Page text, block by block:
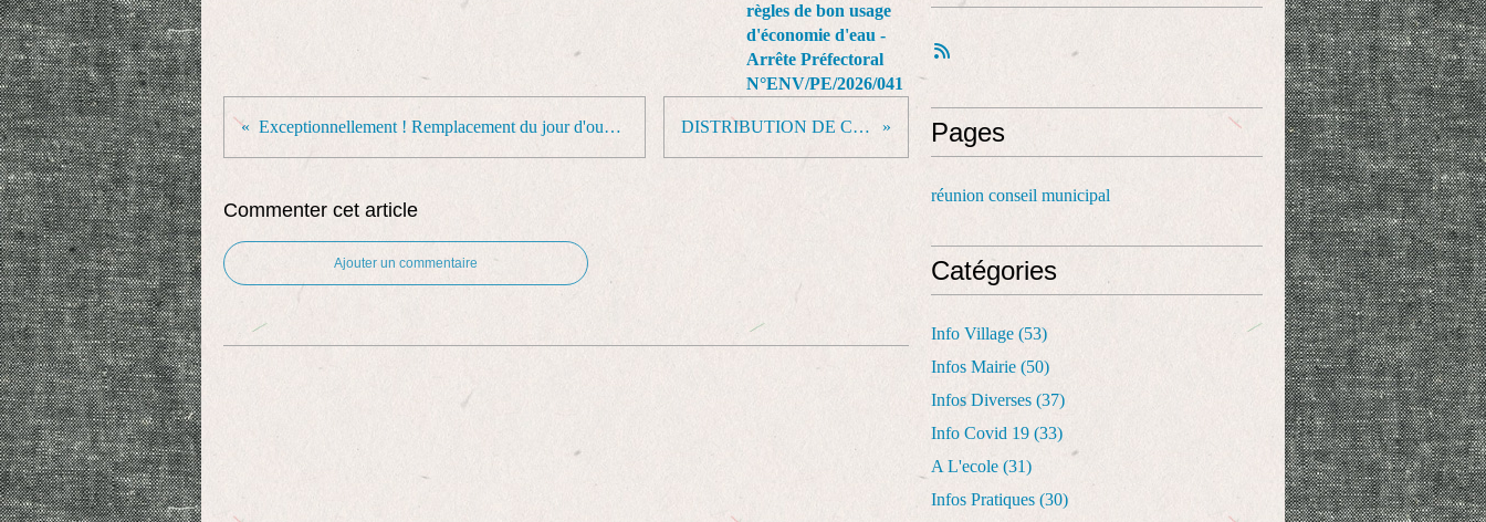
règles de bon usage
d'économie d'eau -
Arrête Préfectoral
N°ENV/PE/2026/041
Exceptionnellement ! Remplacement du jour d'ouverture de la mairie les 28 et 29/03/2024 DISTRIBUTION DE COMPOSTEURS 2024
Commenter cet article
Ajouter un commentaire
Pages
réunion conseil municipal
Catégories
Info Village (53)
Infos Mairie (50)
Infos Diverses (37)
Info Covid 19 (33)
A L'ecole (31)
Infos Pratiques (30)